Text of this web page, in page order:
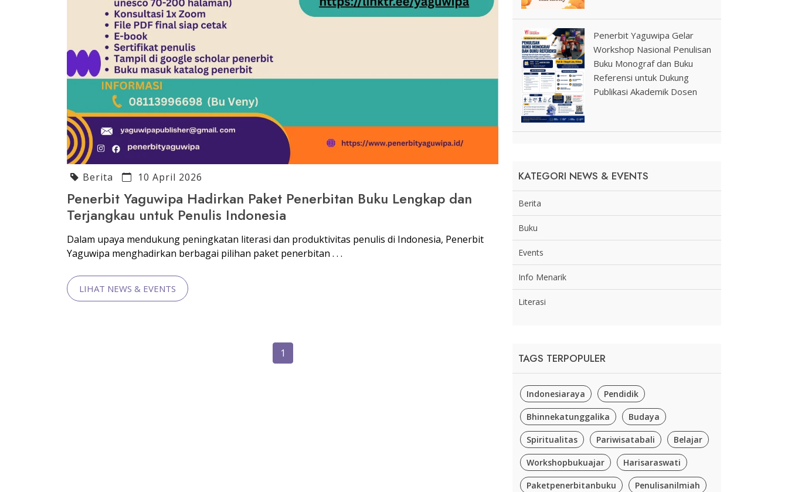
Berita 10 April 2026
Penerbit Yaguwipa Hadirkan Paket Penerbitan Buku Lengkap dan
Terjangkau untuk Penulis Indonesia
Dalam upaya mendukung peningkatan literasi dan produktivitas penulis di Indonesia, Penerbit
Yaguwipa menghadirkan berbagai pilihan paket penerbitan . . .
LIHAT NEWS & EVENTS
1
Penerbit Yaguwipa Gelar
Workshop Nasional Penulisan
Buku Monograf dan Buku
Referensi untuk Dukung
Publikasi Akademik Dosen
KATEGORI NEWS & EVENTS
Berita
Buku
Events
Info Menarik
Literasi
TAGS TERPOPULER
Indonesiaraya Pendidik
Bhinnekatunggalika Budaya
Spiritualitas Pariwisatabali Belajar
Workshopbukuajar Harisaraswati
Paketpenerbitanbuku Penulisanilmiah